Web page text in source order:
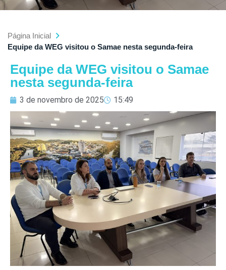
Página Inicial
Equipe da WEG visitou o Samae nesta segunda-feira
Equipe da WEG visitou o Samae
nesta segunda-feira
3 de novembro de 2025 15:49